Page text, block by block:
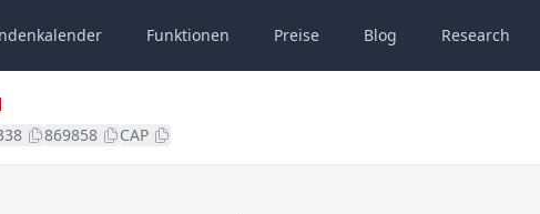
Funktionen Preise Blog Research
869858 CAP